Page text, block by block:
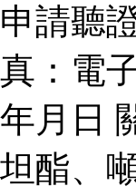
申請聽
真：電
年月日
坦酯、